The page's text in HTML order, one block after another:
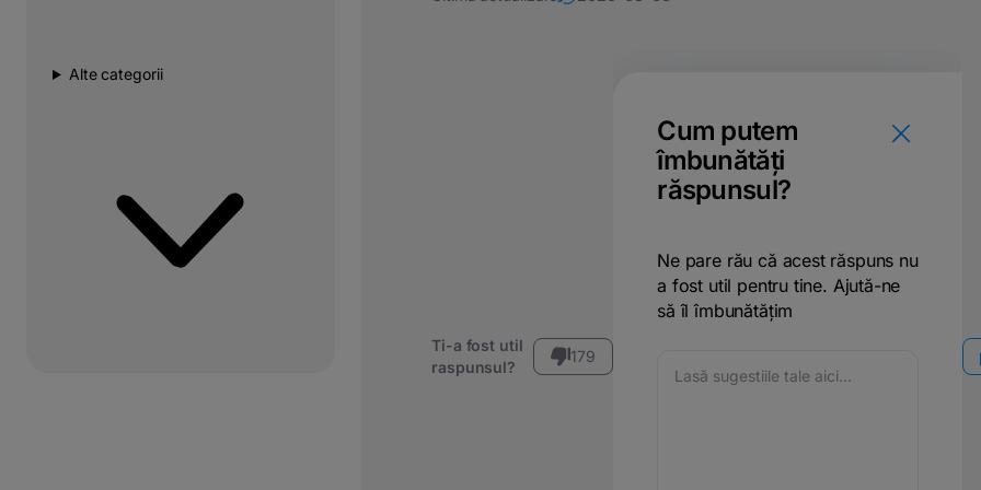
Alte categorii
Ti-a fost util
raspunsul?
179
Cum putem
îmbunătăți
răspunsul?
Ne pare rău că acest răspuns nu
a fost util pentru tine. Ajută-ne
să îl îmbunătățim